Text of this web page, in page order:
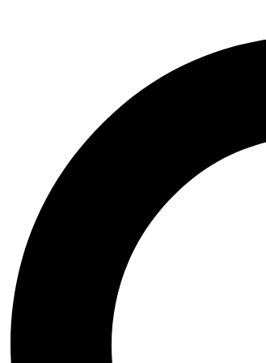
Prvotriedny srvátkový proteín v akcii s
PROTEÍNY ŠPORTOVÁ VÝŽIVA
NUTREND
Facebook
Pinterest
Popis
NUTRIČNÉ HODNOTY
Popis
Popis